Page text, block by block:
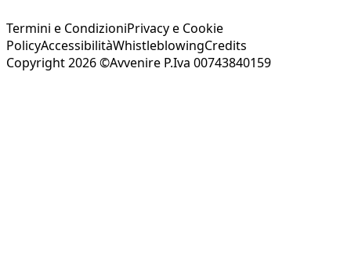
Termini e CondizioniPrivacy e Cookie
PolicyAccessibilitàWhistleblowingCredits
Copyright 2026 ©Avvenire P.Iva 00743840159